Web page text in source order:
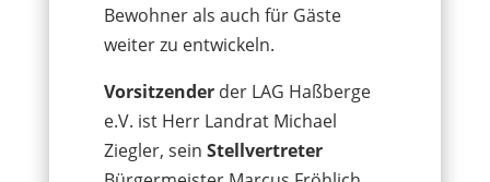
Bewohner als auch für Gäste
weiter zu entwickeln.
Vorsitzender der LAG Haßberge
e.V. ist Herr Landrat Michael
Ziegler, sein Stellvertreter